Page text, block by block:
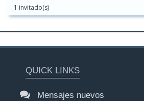
1 invitado(s)
QUICK LINKS
Mensajes nuevos